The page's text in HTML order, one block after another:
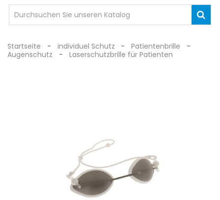
INDIVIDUEL
SCHUTZ
Startseite individuel Schutz
Patientenbrille
Augenschutz
Laserschutzbrille für Patienten